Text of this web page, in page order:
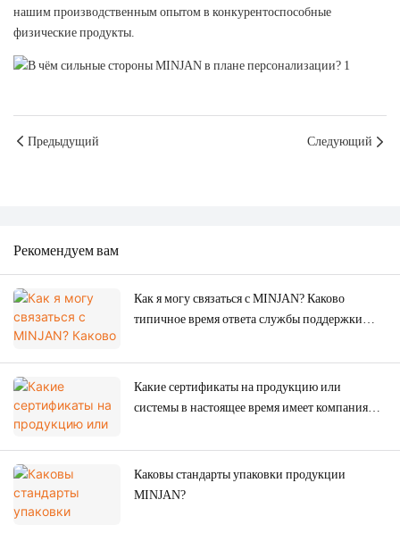
нашим производственным опытом в конкурентоспособные
физические продукты.
Предыдущий Следующий
Рекомендуем вам
Как я могу связаться с MINJAN? Каково
типичное время ответа службы поддержки
Какие сертификаты на продукцию или
системы в настоящее время имеет компания
Каковы стандарты упаковки продукции
MINJAN?